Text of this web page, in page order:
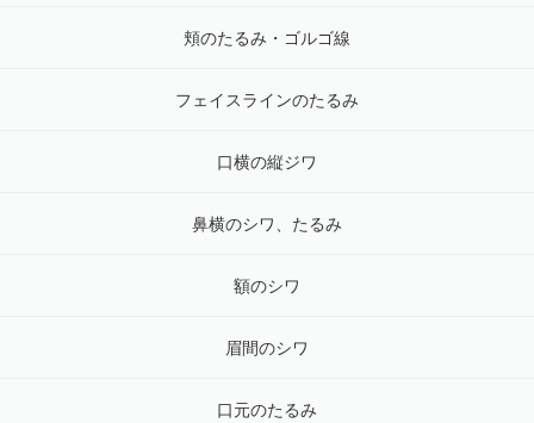
頬のたるみ・ゴルゴ線
フェイスラインのたるみ
口横の縦ジワ
鼻横のシワ、たるみ
額のシワ
眉間のシワ
口元のたるみ